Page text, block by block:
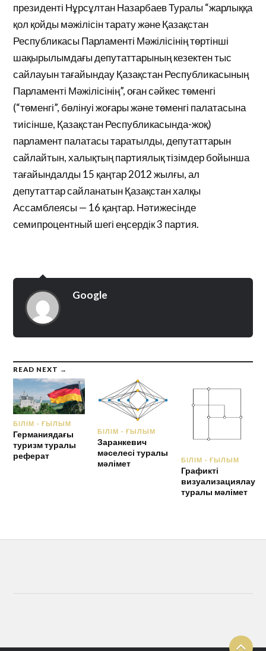
президенті Нұрсұлтан Назарбаев Туралы “жарлыққа
қол қойды мәжілісін тарату және Қазақстан
Республикасы Парламенті Мәжілісінің төртінші
шақырылымдағы депутаттарының кезектен тыс
сайлауын тағайындау Қазақстан Республикасының
Парламенті Мәжілісінің”, оған сәйкес төменгі
(“төменгі”, бөлінуі жоғары және төменгі палатасына
тиісінше, Қазақстан Республикасында-жоқ)
парламент палатасы таратылды, депутаттарын
сайлайтын, халықтың партиялық тізімдер бойынша
тағайындалды 15 қаңтар 2012 жылғы, ал
депутаттар сайланатын Қазақстан халқы
Ассамблеясы — 16 қаңтар. Нәтижесінде
семипроцентный шегі еңсердік 3 партия.
Google
READ NEXT →
БІЛІМ - ҒЫЛЫМ
Германиядағы
туризм туралы
реферат
БІЛІМ - ҒЫЛЫМ
Заранкевич
мәселесі туралы
мәлімет
БІЛІМ - ҒЫЛЫМ
Графикті
визуализациялау
туралы мәлімет